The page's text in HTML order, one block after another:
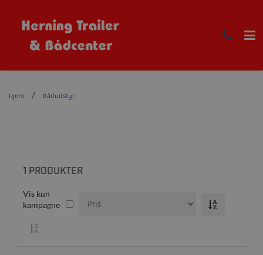
Hjem Bådudstyr
1 PRODUKTER
Vis kun
kampagne